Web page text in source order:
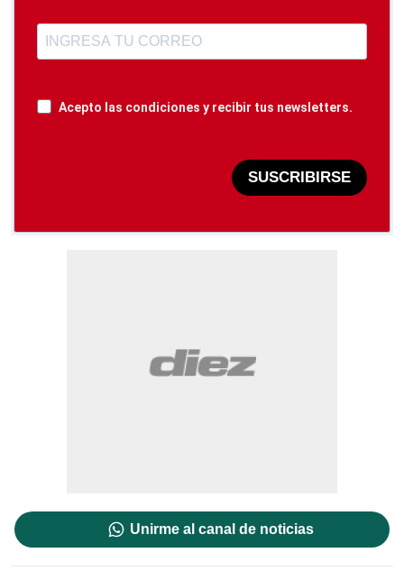
Acepto las condiciones y recibir tus newsletters.
SUSCRIBIRSE
Unirme al canal de noticias